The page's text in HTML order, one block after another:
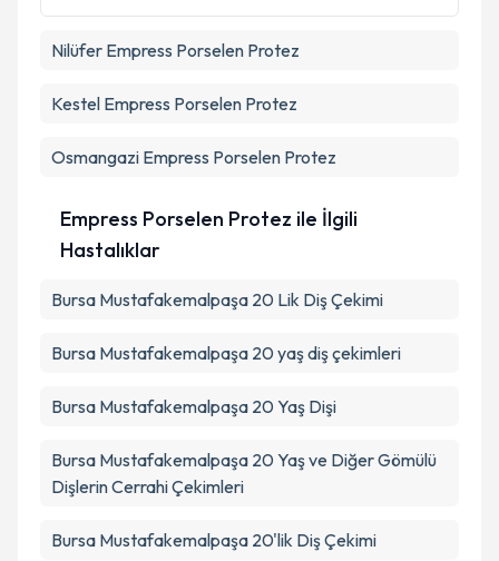
Nilüfer Empress Porselen Protez
Kestel Empress Porselen Protez
Osmangazi Empress Porselen Protez
Empress Porselen Protez ile İlgili
Hastalıklar
Bursa Mustafakemalpaşa 20 Lik Diş Çekimi
Bursa Mustafakemalpaşa 20 yaş diş çekimleri
Bursa Mustafakemalpaşa 20 Yaş Dişi
Bursa Mustafakemalpaşa 20 Yaş ve Diğer Gömülü
Dişlerin Cerrahi Çekimleri
Bursa Mustafakemalpaşa 20'lik Diş Çekimi